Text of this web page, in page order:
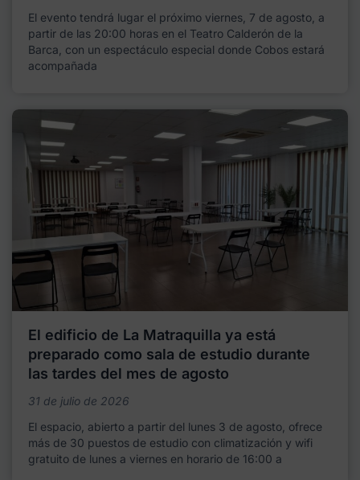
El evento tendrá lugar el próximo viernes, 7 de agosto, a
partir de las 20:00 horas en el Teatro Calderón de la
Barca, con un espectáculo especial donde Cobos estará
acompañada
El edificio de La Matraquilla ya está
preparado como sala de estudio durante
las tardes del mes de agosto
31 de julio de 2026
El espacio, abierto a partir del lunes 3 de agosto, ofrece
más de 30 puestos de estudio con climatización y wifi
gratuito de lunes a viernes en horario de 16:00 a